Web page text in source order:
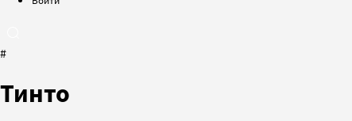
#
Тинто